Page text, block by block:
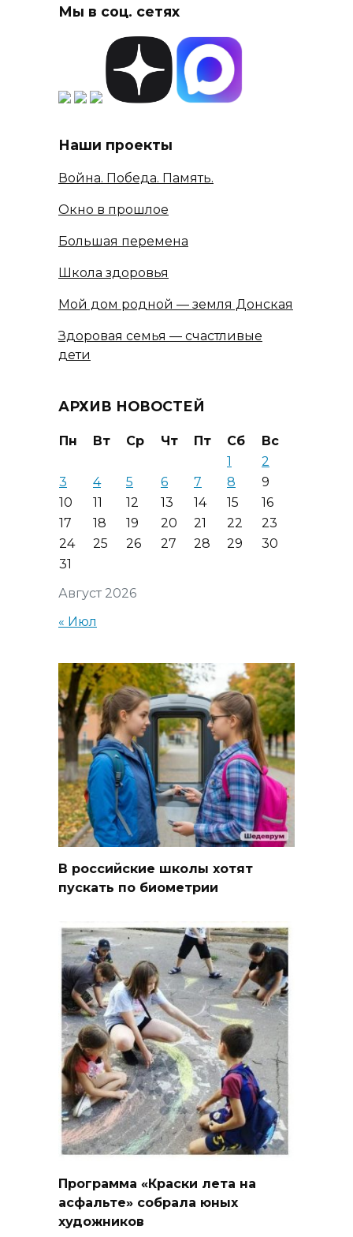
Мы в соц. сетях
Наши проекты
Война. Победа. Память.
Окно в прошлое
Большая перемена
Школа здоровья
Мой дом родной — земля Донская
Здоровая семья — счастливые
дети
АРХИВ НОВОСТЕЙ
Август 2026
Пн Вт Ср Чт Пт Сб
Вс
1
2
3
4 5 6 7 8
9
10
11 12 13 14 15
16
17
18 19 20 21 22
23
24
25 26 27 28 29
30
31
« Июл
В российские школы хотят
пускать по биометрии
Программа «Краски лета на
асфальте» собрала юных
художников